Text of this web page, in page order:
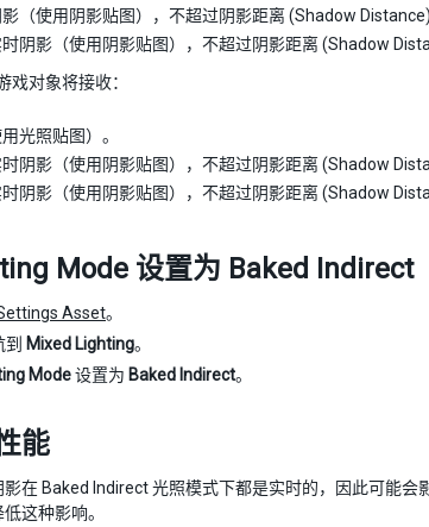
（使用阴影贴图），不超过阴影距离 (Shadow Distance)
阴影（使用阴影贴图），不超过阴影距离 (Shadow
戏对象将接收：
光照贴图）。
阴影（使用阴影贴图），不超过阴影距离 (Shadow
阴影（使用阴影贴图），不超过阴影距离 (Shadow
Mode 设置为 Baked Indirect
Asset。
Mixed Lighting。
Mode设置为 Baked Indirect。
能
在 Baked Indirect 光照模式下都是实时的，因此可能会
这种影响。